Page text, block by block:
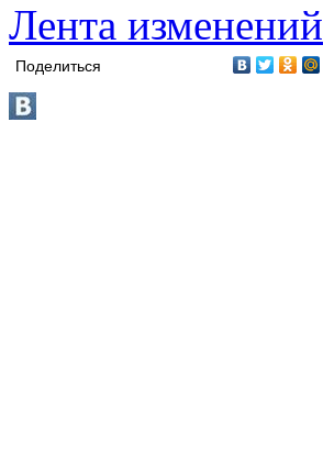
Лента изменений
Поделиться